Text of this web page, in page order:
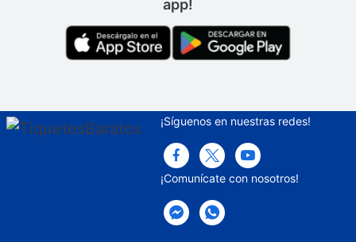
app!
¡Síguenos en nuestras redes!
¡Comunícate con nosotros!